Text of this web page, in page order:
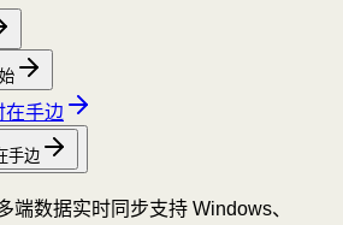
在手边
手边
端数据实时同步支持 Windows、